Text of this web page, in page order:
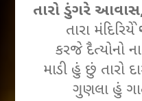
તારો ડુંગરે
તારા મંદિરિયે
કરજે દૈત્યોનો
માડી હું છું તારો
ગુણલા હું